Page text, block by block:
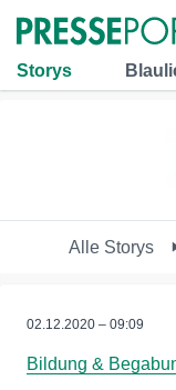
Storys
Alle Storys
02.12.2020 – 09:09
Bildung &